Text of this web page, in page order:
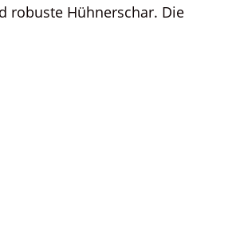
robuste Hühnerschar. Die